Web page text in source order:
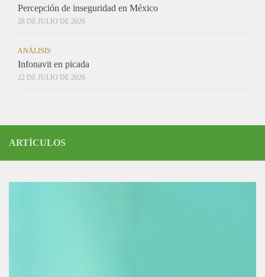
Percepción de inseguridad en México
28 DE JULIO DE 2026
ANÁLISIS
Infonavit en picada
22 DE JULIO DE 2026
ARTÍCULOS